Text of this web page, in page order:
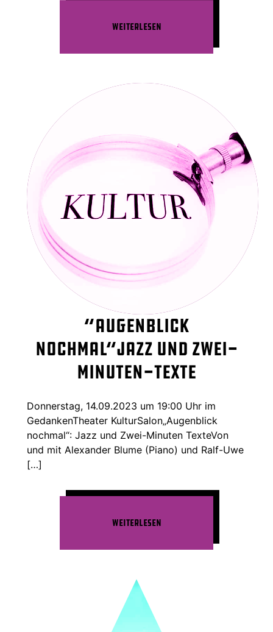
Weiterlesen
“Augenblick
nochmal“Jazz und Zwei-
Minuten-Texte
Donnerstag, 14.09.2023 um 19:00 Uhr im
GedankenTheater KulturSalon„Augenblick
nochmal“: Jazz und Zwei-Minuten TexteVon
und mit Alexander Blume (Piano) und Ralf-Uwe
[…]
Weiterlesen